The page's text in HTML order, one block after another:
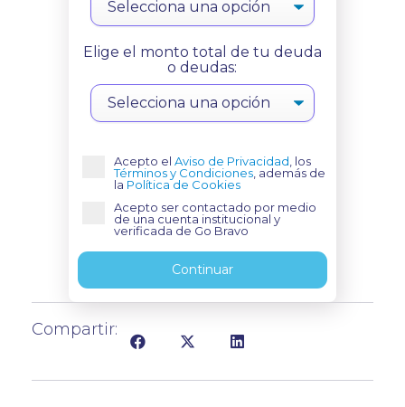
Elige el monto total de tu deuda
o deudas:
Acepto elAviso de Privacidad, los
Términos y Condiciones, además de
la Política de Cookies
Acepto ser contactado por medio
de una cuenta institucional y
verificada de Go Bravo
Continuar
Compartir: